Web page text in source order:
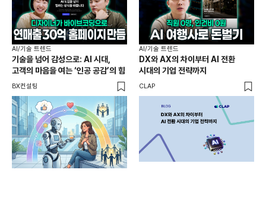
AI/기술 트렌드
기술을 넘어 감성으로: AI 시대,
고객의 마음을 여는 ‘인공 공감’의 힘
BX컨설팅
AI/기술 트렌드
DX와 AX의 차이부터 AI 전환
시대의 기업 전략까지
CLAP